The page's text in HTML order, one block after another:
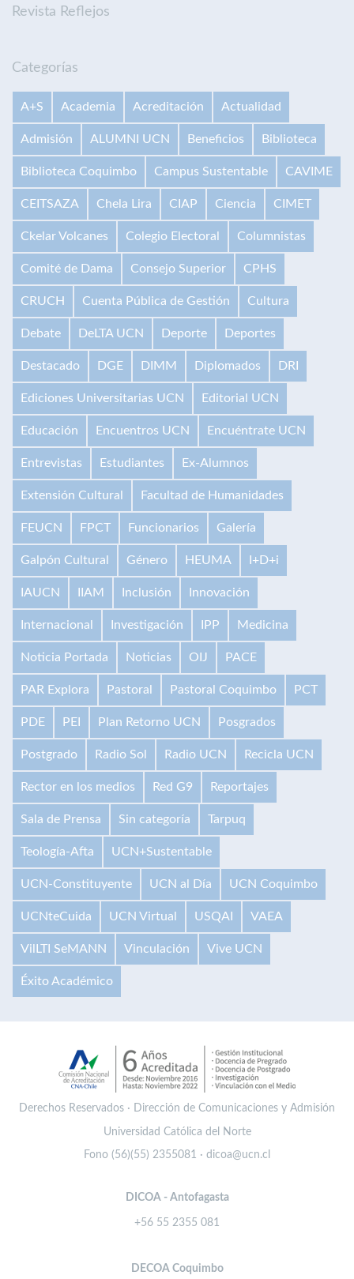
Revista Reflejos
Categorías
A+S Academia Acreditación Actualidad
Admisión ALUMNI UCN Beneficios Biblioteca
Biblioteca Coquimbo Campus Sustentable CAVIME
CEITSAZA Chela Lira CIAP Ciencia CIMET
Ckelar Volcanes Colegio Electoral Columnistas
Comité de Dama Consejo Superior CPHS
CRUCH Cuenta Pública de Gestión Cultura
Debate DeLTA UCN Deporte Deportes
Destacado DGE DIMM Diplomados DRI
Ediciones Universitarias UCN Editorial UCN
Educación Encuentros UCN Encuéntrate UCN
Entrevistas Estudiantes Ex-Alumnos
Extensión Cultural Facultad de Humanidades
FEUCN FPCT Funcionarios Galería
Galpón Cultural Género HEUMA I+D+i
IAUCN IIAM Inclusión Innovación
Internacional Investigación IPP Medicina
Noticia Portada Noticias OIJ PACE
PAR Explora Pastoral Pastoral Coquimbo PCT
PDE PEI Plan Retorno UCN Posgrados
Postgrado Radio Sol Radio UCN Recicla UCN
Rector en los medios Red G9 Reportajes
Sala de Prensa Sin categoría Tarpuq
Teología-Afta UCN+Sustentable
UCN-Constituyente UCN al Día UCN Coquimbo
UCNteCuida UCN Virtual USQAI VAEA
VilLTI SeMANN Vinculación Vive UCN
Éxito Académico
Derechos Reservados · Dirección de Comunicaciones y Admisión
Universidad Católica del Norte
Fono (56)(55) 2355081 · dicoa@ucn.cl
DICOA - Antofagasta
+56 55 2355 081
DECOA Coquimbo